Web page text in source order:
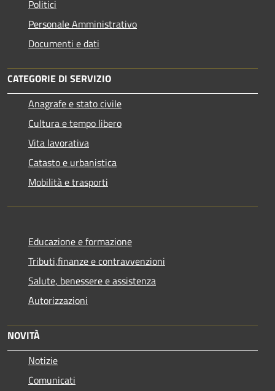
Politici
Personale Amministrativo
Documenti e dati
CATEGORIE DI SERVIZIO
Anagrafe e stato civile
Cultura e tempo libero
Vita lavorativa
Catasto e urbanistica
Mobilità e trasporti
Educazione e formazione
Tributi,finanze e contravvenzioni
Salute, benessere e assistenza
Autorizzazioni
NOVITÀ
Notizie
Comunicati